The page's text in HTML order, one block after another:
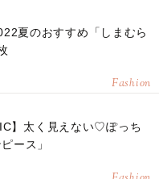
夏のおすすめ「しまむら
Fashion
】太く見えない♡ぽっち
ース」